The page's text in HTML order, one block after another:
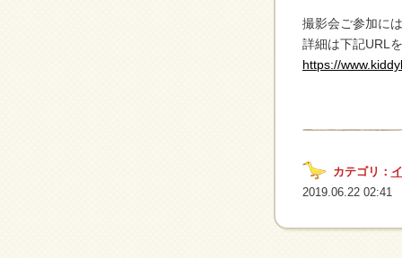
撮影会ご参加に
詳細は下記URL
https://
カテゴリ：
2019.06.22 02:41